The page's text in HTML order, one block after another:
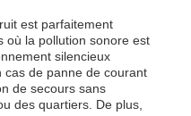
est parfaitement
où la pollution sonore est
silencieux
de panne de courant
de secours sans
des quartiers. De plus,